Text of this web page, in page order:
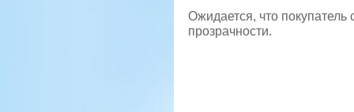
Ожидается, что
прозрачности.